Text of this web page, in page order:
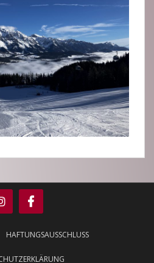
HAFTUNGSAUSSCHLUSS